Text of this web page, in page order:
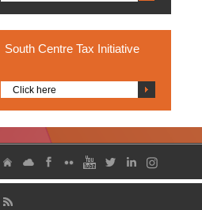
South Centre Tax Initiative
Click here